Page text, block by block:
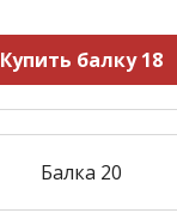
Купить балку 18
Балка 20